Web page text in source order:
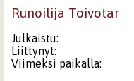
Runoilija Toivotar
Julkaistu:
Liittynyt:
Viimeksi paikalla: